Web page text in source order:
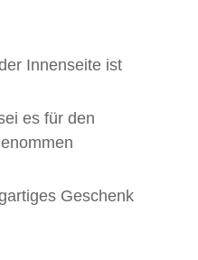
Innenseite ist
es für den
Geschenk